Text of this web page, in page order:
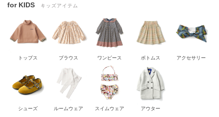
for KIDS キッズアイテム
トップス ブラウス ワンピース ボトムス アクセサリー
シューズ ルームウェア スイムウェア アウター